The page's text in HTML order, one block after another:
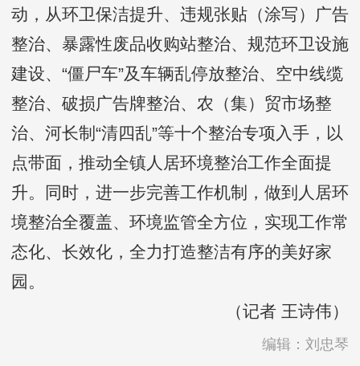
动，从环卫保洁提升、违规张贴（涂写）广告
整治、暴露性废品收购站整治、规范环卫设施
建设、“僵尸车”及车辆乱停放整治、空中线缆
整治、破损广告牌整治、农（集）贸市场整
治、河长制“清四乱”等十个整治专项入手，以
点带面，推动全镇人居环境整治工作全面提
升。同时，进一步完善工作机制，做到人居环
境整治全覆盖、环境监管全方位，实现工作常
态化、长效化，全力打造整洁有序的美好家
园。
（记者 王诗伟）
编辑：刘忠琴